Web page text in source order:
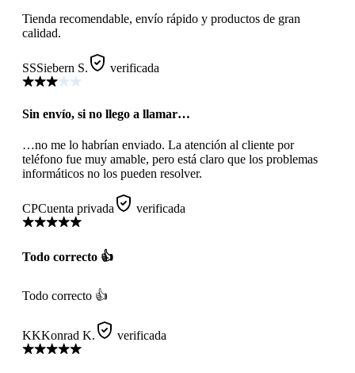
Tienda recomendable, envío rápido y productos de gran
calidad.
SSSiebern S. verificada
Sin envío, si no llego a llamar…
…no me lo habrían enviado. La atención al cliente por
teléfono fue muy amable, pero está claro que los problemas
informáticos no los pueden resolver.
CPCuenta privada verificada
Todo correcto 👍
Todo correcto 👍
KKKonrad K. verificada